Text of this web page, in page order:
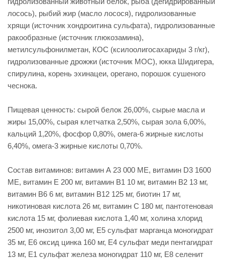
лосось), рыбий жир (масло лосося), гидролизованные
хрящи (источник хондроитина сульфата), гидролизованные
ракообразные (источник глюкозамина),
метилсульфонилметан, КОС (ксилоолигосахариды 3 г/кг),
гидролизованные дрожжи (источник МОС), юкка Шидигера,
спирулина, корень эхинацеи, орегано, порошок сушеного
чеснока.
Пищевая ценность: сырой белок 26,00%, сырые масла и
жиры 15,00%, сырая клетчатка 2,50%, сырая зола 6,00%,
кальций 1,20%, фосфор 0,80%, омега-6 жирные кислоты
6,40%, омега-3 жирные кислоты 0,70%.
Состав витаминов: витамин А 23 000 МЕ, витамин D3 1600
МЕ, витамин Е 200 мг, витамин В1 10 мг, витамин В2 13 мг,
витамин В6 6 мг, витамин В12 125 мг, биотин 17 мг,
никотиновая кислота 26 мг, витамин С 180 мг, пантотеновая
кислота 15 мг, фолиевая кислота 1,40 мг, холина хлорид
2500 мг, инозитол 3,00 мг, Е5 сульфат марганца моногидрат
35 мг, Е6 оксид цинка 160 мг, Е4 сульфат меди пентагидрат
13 мг, Е1 сульфат железа моногидрат 110 мг, Е8 селенит